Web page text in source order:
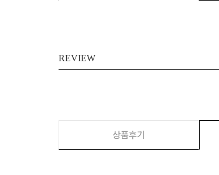
REVIEW
상품후기